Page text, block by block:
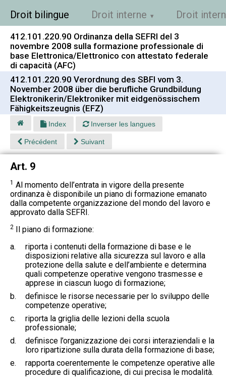
Droit bilingue Droit interne Droit
412.101.220.90 Ordinanza della SEFRI del 3
novembre 2008 sulla formazione professionale di
base Elettronica/Elettronico con attestato federale
di capacità (AFC)
412.101.220.90 Verordnung des SBFI vom 3.
November 2008 über die berufliche Grundbildung
Elektronikerin/Elektroniker mit eidgenössischem
Fähigkeitszeugnis (EFZ)
Index Inverser les langues
Précédent Suivant
Art. 9
1 Al momento dell’entrata in vigore della presente
ordinanza è disponibile un piano di formazione emanato
dalla competente organizzazione del mondo del lavoro e
approvato dalla SEFRI.
2 Il piano di formazione:
a.
riporta i contenuti della formazione di base e le
disposizioni relative alla sicurezza sul lavoro e alla
protezione della salute e dell’ambiente e determina
quali competenze operative vengono trasmesse e
apprese in ciascun luogo di formazione;
b.
definisce le risorse necessarie per lo sviluppo delle
competenze operative;
c.
riporta la griglia delle lezioni della scuola
professionale;
d.
definisce l’organizzazione dei corsi interaziendali e la
loro ripartizione sulla durata della formazione di base;
e.
rapporta coerentemente le competenze operative alle
procedure di qualificazione, di cui precisa le modalità.